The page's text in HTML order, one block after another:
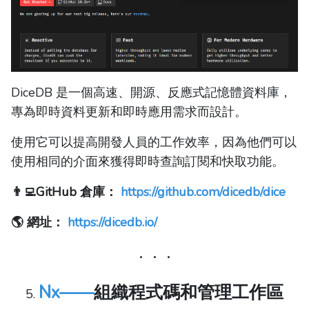
DiceDB 是一個高速、開源、反應式記憶體資料庫，
專為即時資料更新和即時應用需求而設計。
使用它可以提高開發人員的工作效率，因為他們可以
使用相同的介面來獲得即時查詢訂閱和快取功能。
👨‍💻GitHub 倉庫： https://github.com/dicedb/dice
🌎 網址： https://dicedb.io/
Nx——組織程式碼和管理工作區